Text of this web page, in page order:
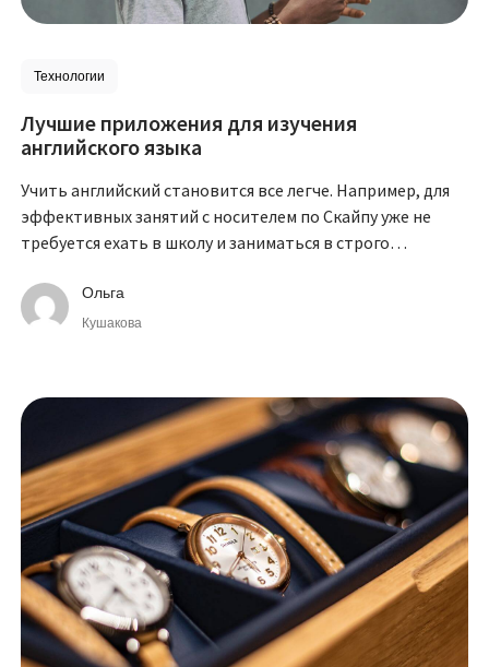
Технологии
Лучшие приложения для изучения
английского языка
Учить английский становится все легче. Например, для
эффективных занятий с носителем по Скайпу уже не
требуется ехать в школу и заниматься в строго
Ольга
Кушакова